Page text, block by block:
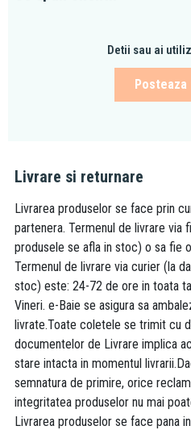
Detii sau ai
Posteaza
Livrare si returnare
Livrarea produselor se face prin
partenera. Termenul de livrare via
produsele se afla in stoc) o sa fie
Termenul de livrare via curier (la
stoc) este: 24-72 de ore in toata
Vineri. e-Baie se asigura sa
livrate.Toate coletele se trimit cu
documentelor de Livrare implica
stare intacta in momentul
semnatura de primire, orice
integritatea produselor nu mai
Livrarea produselor se face pana